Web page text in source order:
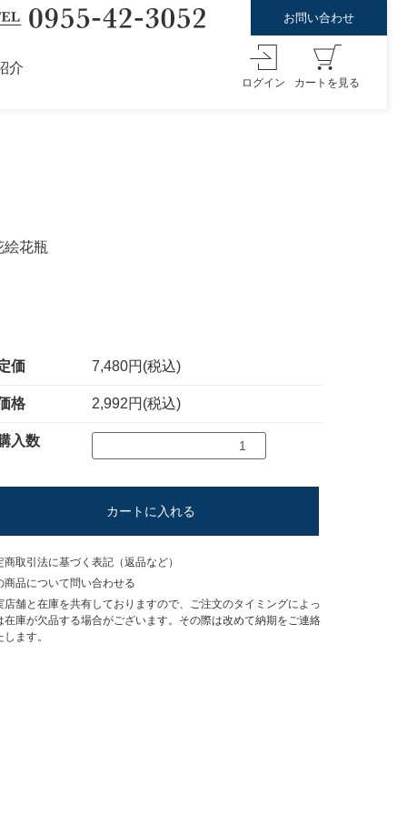
お問い合わせ
介
ログイン カートを見る
花瓶
価 7,480円(税込)
格 2,992円(税込)
入数
カートに入れる
商取引法に基づく表記（返品など）
商品について問い合わせる
舗と在庫を共有しておりますので、ご注文のタイミングによっ
在庫が欠品する場合がございます。その際は改めて納期をご連絡
します。